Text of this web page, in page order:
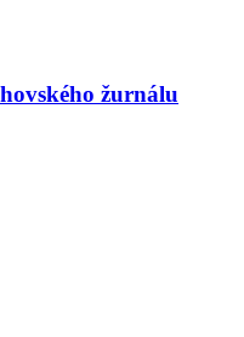
žurnálu